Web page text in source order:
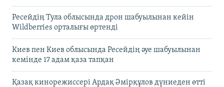
Ресейдің Тула облысында дрон шабуылынан кейін
Wildberries орталығы өртенді
Киев пен Киев облысында Ресейдің әуе шабуылынан
кемінде 17 адам қаза тапқан
Қазақ кинорежиссері Ардақ Әмірқұлов дүниеден өтті